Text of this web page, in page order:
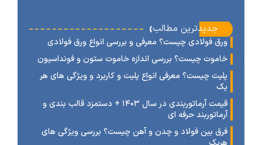
‹جدیدترین مطالب
فولادی چیست؟ معرفی و بررسی انواع ورق فولادی
چیست؟ بررسی اندازه خاموت ستون و فونداسیون
چیست؟ معرفی انواع پلیت و کاربرد و ویژگی های هر
قیمت آرماتوربندی در سال ۱۴۰۳ + دستمزد قالب بندی و
حرفه ای
بین فولاد و چدن و آهن چیست؟ بررسی ویژگی های